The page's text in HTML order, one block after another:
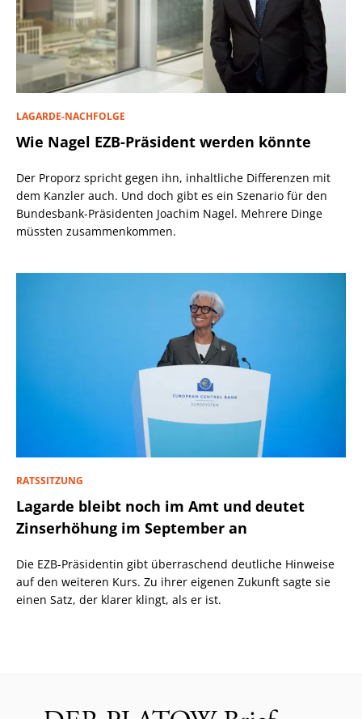
LAGARDE-NACHFOLGE
Wie Nagel EZB-Präsident werden könnte
Der Proporz spricht gegen ihn, inhaltliche Differenzen mit
dem Kanzler auch. Und doch gibt es ein Szenario für den
Bundesbank-Präsidenten Joachim Nagel. Mehrere Dinge
müssten zusammenkommen.
RATSSITZUNG
Lagarde bleibt noch im Amt und deutet
Zinserhöhung im September an
Die EZB-Präsidentin gibt überraschend deutliche Hinweise
auf den weiteren Kurs. Zu ihrer eigenen Zukunft sagte sie
einen Satz, der klarer klingt, als er ist.